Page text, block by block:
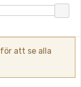
att se alla